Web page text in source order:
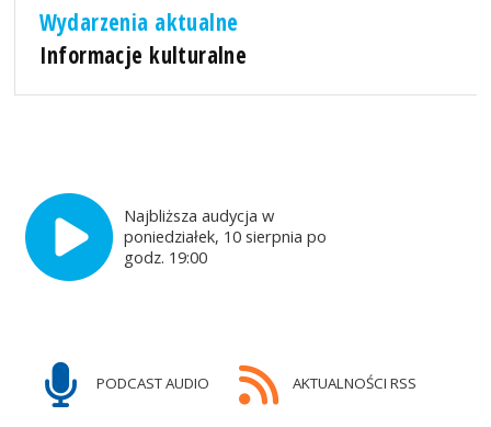
Wydarzenia aktualne
Informacje kulturalne
Najbliższa audycja w
poniedziałek, 10 sierpnia po
godz. 19:00
PODCAST AUDIO AKTUALNOŚCI RSS